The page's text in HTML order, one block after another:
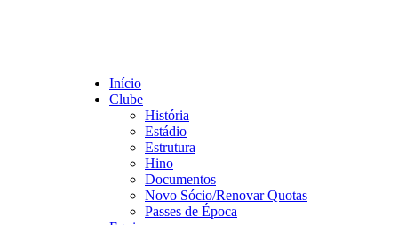
Início
Clube
História
Estádio
Estrutura
Hino
Documentos
Novo Sócio/Renovar Quotas
Passes de Época